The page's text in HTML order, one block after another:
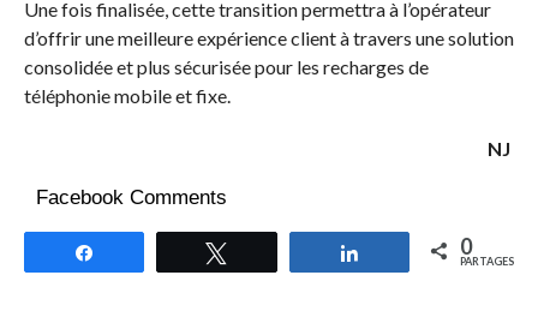
Une fois finalisée, cette transition permettra à l’opérateur
d’offrir une meilleure expérience client à travers une solution
consolidée et plus sécurisée pour les recharges de
téléphonie mobile et fixe.
NJ
Facebook Comments
Partagez 0
PARTAGES